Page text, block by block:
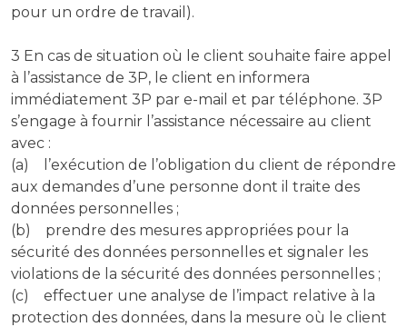
pour un ordre de travail).
3 En cas de situation où le client souhaite faire appel
à l’assistance de 3P, le client en informera
immédiatement 3P par e-mail et par téléphone. 3P
s’engage à fournir l’assistance nécessaire au client
avec :
(a) l’exécution de l’obligation du client de répondre
aux demandes d’une personne dont il traite des
données personnelles ;
(b) prendre des mesures appropriées pour la
sécurité des données personnelles et signaler les
violations de la sécurité des données personnelles ;
(c) effectuer une analyse de l’impact relative à la
protection des données, dans la mesure où le client